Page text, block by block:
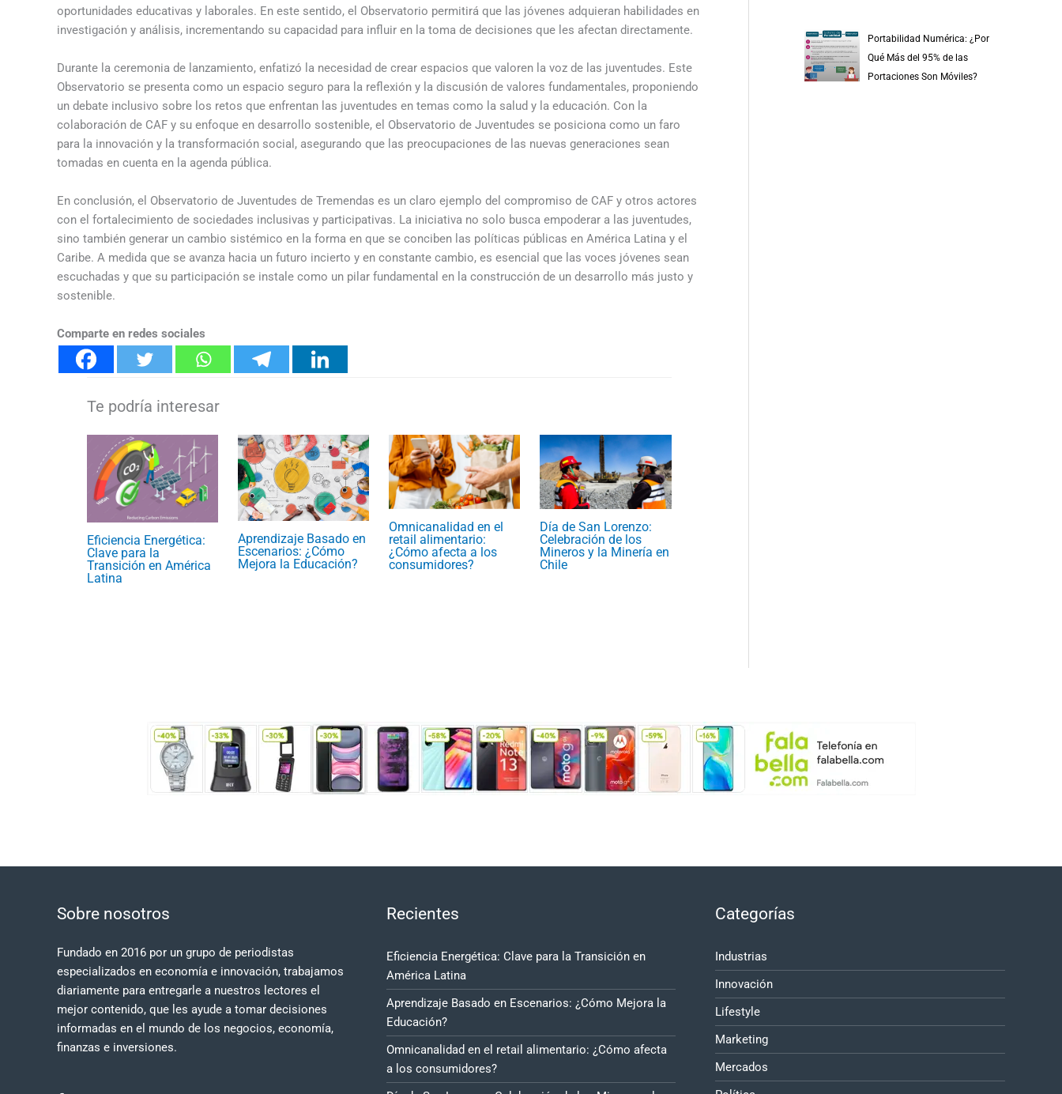
oportunidades educativas y laborales. En este sentido, el Observatorio permitirá que las jóvenes adquieran habilidades en
investigación y análisis, incrementando su capacidad para influir en la toma de decisiones que les afectan directamente.
Durante la ceremonia de lanzamiento, enfatizó la necesidad de crear espacios que valoren la voz de las juventudes. Este
Observatorio se presenta como un espacio seguro para la reflexión y la discusión de valores fundamentales, proponiendo
un debate inclusivo sobre los retos que enfrentan las juventudes en temas como la salud y la educación. Con la
colaboración de CAF y su enfoque en desarrollo sostenible, el Observatorio de Juventudes se posiciona como un faro
para la innovación y la transformación social, asegurando que las preocupaciones de las nuevas generaciones sean
tomadas en cuenta en la agenda pública.
En conclusión, el Observatorio de Juventudes de Tremendas es un claro ejemplo del compromiso de CAF y otros actores
con el fortalecimiento de sociedades inclusivas y participativas. La iniciativa no solo busca empoderar a las juventudes,
sino también generar un cambio sistémico en la forma en que se conciben las políticas públicas en América Latina y el
Caribe. A medida que se avanza hacia un futuro incierto y en constante cambio, es esencial que las voces jóvenes sean
escuchadas y que su participación se instale como un pilar fundamental en la construcción de un desarrollo más justo y
sostenible.
Comparte en redes sociales
Eficiencia Energética:
Clave para la
Transición en América
Latina
Aprendizaje Basado en
Escenarios: ¿Cómo
Mejora la Educación?
Omnicanalidad en el
retail alimentario:
¿Cómo afecta a los
consumidores?
Día de San Lorenzo:
Celebración de los
Mineros y la Minería en
Chile
Portabilidad Numérica: ¿Por
Qué Más del 95% de las
Portaciones Son Móviles?
Sobre nosotros
Fundado en 2016 por un grupo de periodistas
especializados en economía e innovación, trabajamos
diariamente para entregarle a nuestros lectores el
mejor contenido, que les ayude a tomar decisiones
informadas en el mundo de los negocios, economía,
finanzas e inversiones.
Recientes
Eficiencia Energética: Clave para la Transición en
América Latina
Aprendizaje Basado en Escenarios: ¿Cómo Mejora la
Educación?
Omnicanalidad en el retail alimentario: ¿Cómo afecta
a los consumidores?
Categorías
Industrias
Innovación
Lifestyle
Marketing
Mercados